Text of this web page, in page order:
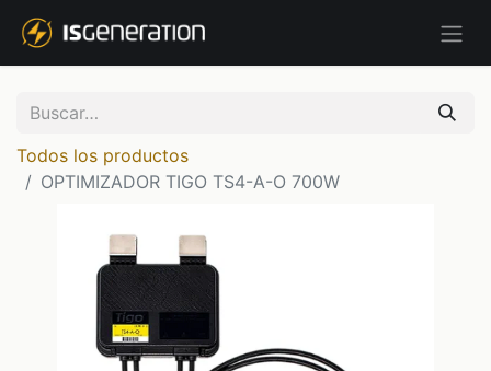
Todos los productos
OPTIMIZADOR TIGO TS4-A-O 700W